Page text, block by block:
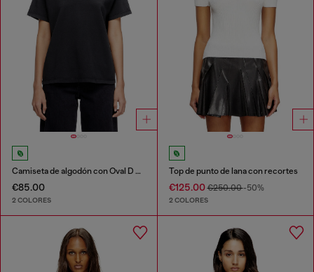
Camiseta de algodón con Oval D metálico
€85.00
2 COLORES
Top de punto de lana con recortes
€125.00€250.00-50%
2 COLORES